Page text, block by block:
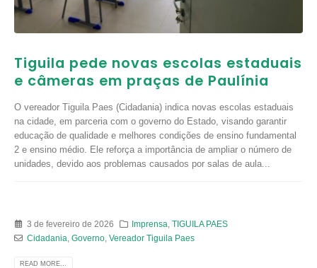
Tiguila pede novas escolas estaduais
e câmeras em praças de Paulínia
O vereador Tiguila Paes (Cidadania) indica novas escolas estaduais
na cidade, em parceria com o governo do Estado, visando garantir
educação de qualidade e melhores condições de ensino fundamental
2 e ensino médio. Ele reforça a importância de ampliar o número de
unidades, devido aos problemas causados por salas de aula...
3 de fevereiro de 2026 Imprensa ,TIGUILA PAES
Cidadania Governo, Vereador Tiguila Paes
READ MORE...